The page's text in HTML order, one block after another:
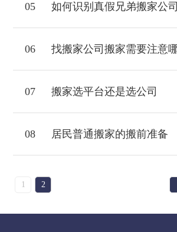
05 如何识别真假兄弟搬家公司
06 找搬家公司搬家需要注意
07 搬家选平台还是选公司
08 居民普通搬家的搬前准备
1 2